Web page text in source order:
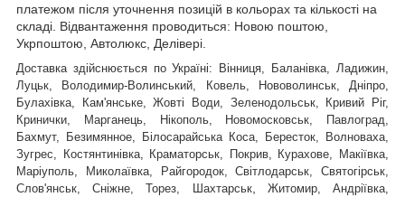
платежом після уточнення позицій в кольорах та кількості на
складі. Відвантаження проводиться: Новою поштою,
Укрпоштою, Автолюкс, Делівері.
Доставка здійснюється по Україні: Вінниця, Баланівка, Ладижин,
Луцьк, Володимир-Волинський, Ковель, Нововолинськ, Дніпро,
Булахівка, Кам'янське, Жовті Води, Зеленодольськ, Кривий Ріг,
Кринички, Марганець, Нікополь, Новомосковськ, Павлоград,
Бахмут, Безимянное, Білосарайська Коса, Бересток, Волноваха,
Зугрес, Костянтинівка, Краматорськ, Покрив, Курахове, Макіївка,
Маріуполь, Миколаївка, Райгородок, Світлодарськ, Святогірськ,
Слов'янськ, Сніжне, Торез, Шахтарськ, Житомир, Андріївка,